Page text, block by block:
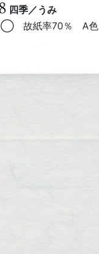
四季／うみ
故紙率70％ A色